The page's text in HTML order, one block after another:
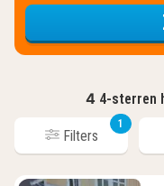
4 4-sterren
Filters
1